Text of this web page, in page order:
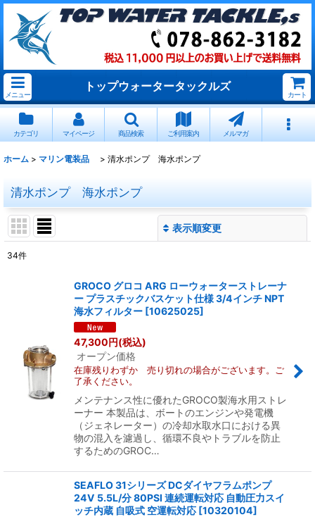
メニュー
トップウォータータックルズ
カート
カテゴリ マイページ 商品検索 ご利用案内 メルマガ
ホーム > マリン電装品 > 清水ポンプ 海水ポンプ
清水ポンプ 海水ポンプ
表示順変更
絞り込む
34件
GROCO グロコ ARG ローウォーターストレーナ
ー プラスチックバスケット仕様 3/4インチ NPT
海水フィルター [10625025]
47,300円(税込)
オープン価格
在庫残りわずか 売り切れの場合がございます。ご
了承ください。
メンテナンス性に優れたGROCO製海水用ストレ
ーナー 本製品は、ボートのエンジンや発電機
（ジェネレーター）の冷却水取水口における異
物の混入を濾過し、循環不良やトラブルを防止
するためのGROC…
SEAFLO 31シリーズ DCダイヤフラムポンプ
24V 5.5L/分 80PSI 連続運転対応 自動圧力スイ
ッチ内蔵 自吸式 空運転対応 [10320104]